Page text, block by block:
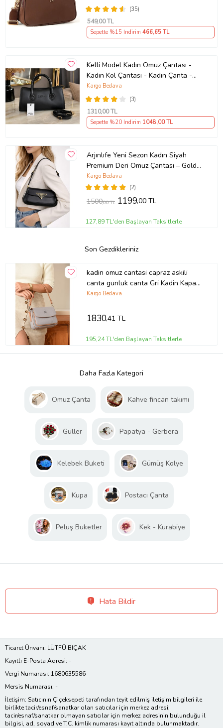
(35)
549,00 TL
Sepette %15 İndirim 466,65 TL
Kelli Model Kadın Omuz Çantası -
Kadın Kol Çantası - Kadın Çanta -
Günlük Kadın Çantası - Hediye
Çanta - Çapraz Askılı Kadın Çantası
(3)
Kargo Bedava
1310,00 TL
Sepette %20 İndirim 1048,00 TL
Arjınlıfe Yeni Sezon Kadın Siyah
Premium Deri Omuz Çantası – Gold
Detaylı Şık ve Günlük Kullanım.
(2)
Kargo Bedava
1500,00 TL 1199,00 TL
127,89 TL'den Başlayan Taksitlerle
Son Gezdikleriniz
kadin omuz cantasi capraz askili
canta gunluk canta Gri Kadin Kapakli
Omuz Cantasi GRI Just Polo -
Kargo Bedava
1830,41 TL
195,24 TL'den Başlayan Taksitlerle
Daha Fazla Kategori
Omuz Çanta Kahve fincan takımı
Güller Papatya - Gerbera
Kelebek Buketi Gümüş Kolye
Kupa Postacı Çanta
Peluş Buketler Kek - Kurabiye
Hata Bildir
Ticaret Ünvanı: LÜTFÜ BIÇAK
Kayıtlı E-Posta Adresi: -
Vergi Numarası: 1680635586
Mersis Numarası: -
İletişim: Satıcının Çiçeksepeti tarafından teyit edilmiş iletişim bilgileri ile
birlikte tacir/esnaf/sanatkar olan satıcılar için merkez adresi;
tacir/esnaf/sanatkar olmayan satıcılar için merkez adresinin bulunduğu il
bilgisi, ad, soyad ve T.C. kimlik numarası kayıt altında bulunmaktadır.